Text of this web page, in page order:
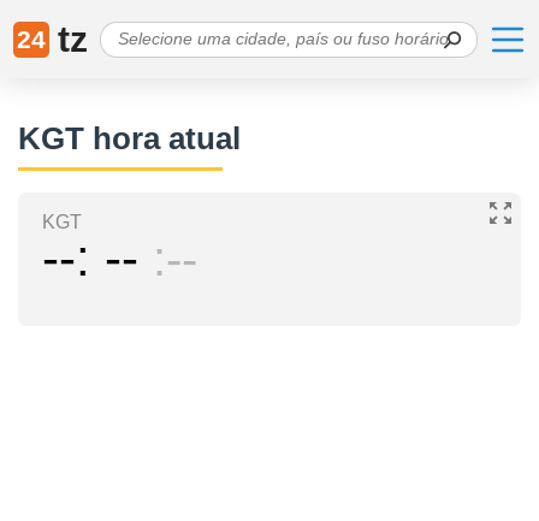
24 tz
KGT hora atual
KGT
-- -- --